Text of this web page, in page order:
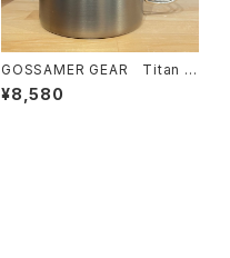
GOSSAMER GEAR Titan K
ettle Cooker 900 GOLD
¥8,580